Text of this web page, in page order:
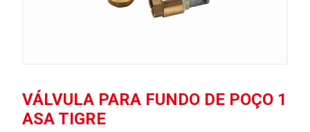
VÁLVULA PARA FUNDO DE POÇO 1
ASA TIGRE